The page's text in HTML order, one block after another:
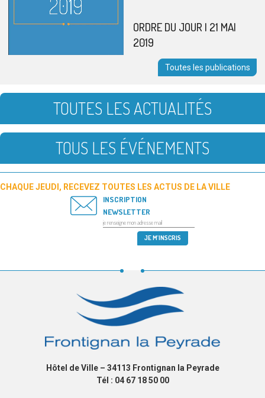
ORDRE DU JOUR | 21 MAI
2019
Toutes les publications
TOUTES LES ACTUALITÉS
TOUS LES ÉVÉNEMENTS
CHAQUE JEUDI, RECEVEZ TOUTES LES ACTUS DE LA VILLE
INSCRIPTION
NEWSLETTER
Hôtel de Ville – 34113 Frontignan la Peyrade
Tél : 04 67 18 50 00